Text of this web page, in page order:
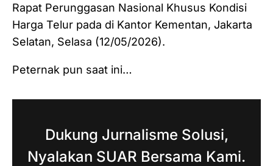
Rapat Perunggasan Nasional Khusus Kondisi
Harga Telur pada di Kantor Kementan, Jakarta
Selatan, Selasa (12/05/2026).
Peternak pun saat ini…
Dukung Jurnalisme Solusi,
Nyalakan SUAR Bersama Kami.